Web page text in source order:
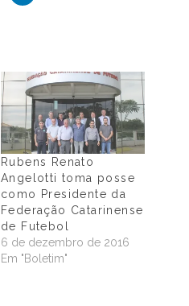
Rubens Renato
Angelotti toma posse
como Presidente da
Federação Catarinense
de Futebol
6 de dezembro de 2016
Em "Boletim"